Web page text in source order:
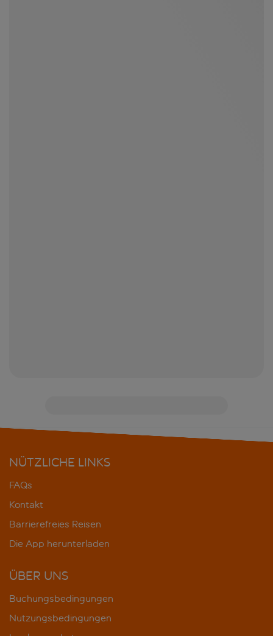
NÜTZLICHE LINKS
FAQs
Kontakt
Barrierefreies Reisen
Die App herunterladen
ÜBER UNS
Buchungsbedingungen
Nutzungsbedingungen